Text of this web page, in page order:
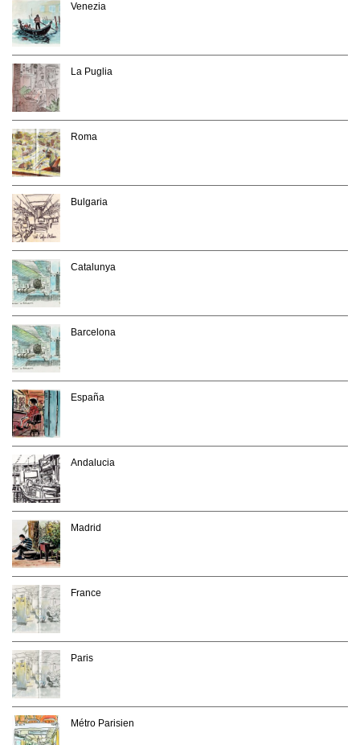
Venezia
La Puglia
Roma
Bulgaria
Catalunya
Barcelona
España
Andalucia
Madrid
France
Paris
Métro Parisien